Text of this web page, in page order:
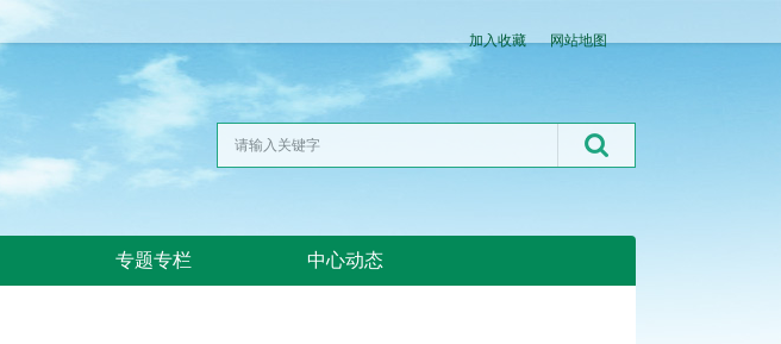
加入收藏 网站地图
专题专栏 中心动态